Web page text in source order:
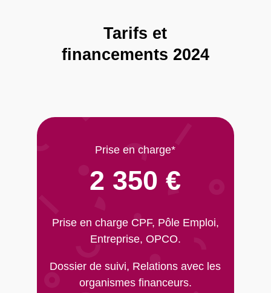
Tarifs et
financements 2024
Prise en charge*
2 350 €
Prise en charge CPF, Pôle Emploi,
Entreprise, OPCO.
Dossier de suivi, Relations avec les
organismes financeurs.